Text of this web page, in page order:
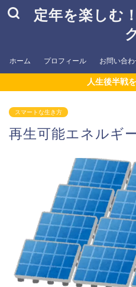
定年を楽しむ
ホーム プロフィール お問い合
人生後半戦
スマートな生き方
再生可能エネルギ